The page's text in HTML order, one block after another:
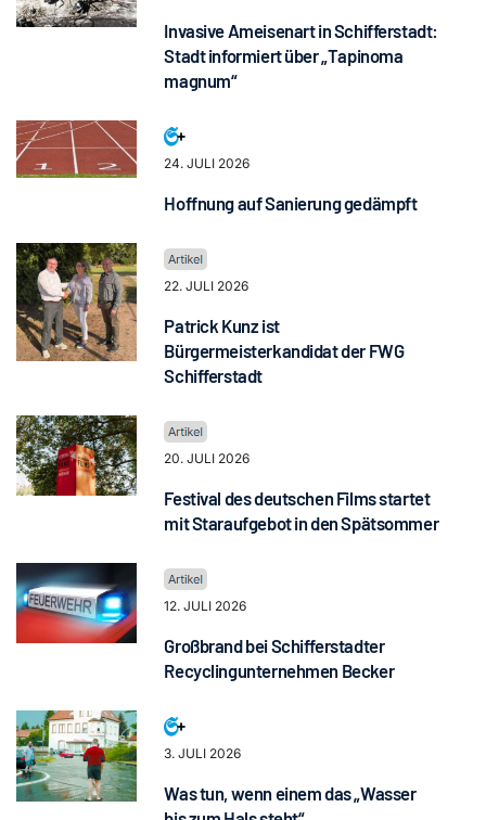
Invasive Ameisenart in Schifferstadt:
Stadt informiert über „Tapinoma
magnum“
24. JULI 2026
Hoffnung auf Sanierung gedämpft
22. JULI 2026
Patrick Kunz ist
Bürgermeisterkandidat der FWG
Schifferstadt
20. JULI 2026
Festival des deutschen Films startet
mit Staraufgebot in den Spätsommer
12. JULI 2026
Großbrand bei Schifferstadter
Recyclingunternehmen Becker
3. JULI 2026
Was tun, wenn einem das „Wasser